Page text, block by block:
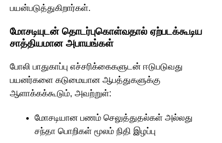
பயன்படுத்துகிறார்கள்.
மோசடியுடன் தொடர்புகொள்வதால் ஏற்படக்கூடிய
சாத்தியமான அபாயங்கள்
போலி பாதுகாப்பு எச்சரிக்கைகளுடன் ஈடுபடுவது
பயனர்களை கடுமையான ஆபத்துகளுக்கு
ஆளாக்கக்கூடும், அவற்றுள்:
மோசடியான பணம் செலுத்துதல்கள் அல்லது
சந்தா பொறிகள் மூலம் நிதி இழப்பு